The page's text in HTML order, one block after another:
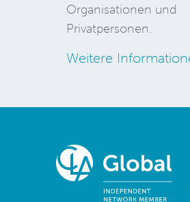
Organisationen und
Privatpersonen.
Weitere